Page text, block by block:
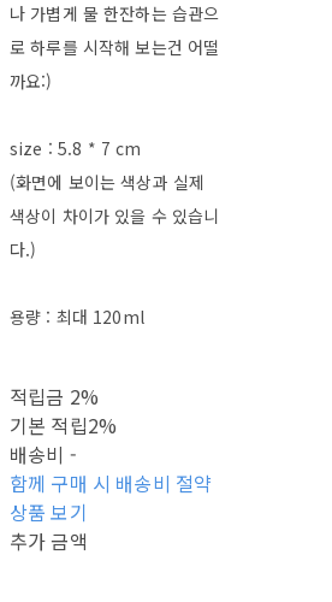
나 가볍게 물 한잔하는 습관으
로 하루를 시작해 보는건 어떨
까요:)
size : 5.8 * 7 cm
(화면에 보이는 색상과 실제
색상이 차이가 있을 수 있습니
다.)
용량 : 최대 120ml
적립금 2%
기본 적립2%
배송비 -
함께 구매 시 배송비 절약
상품 보기
추가 금액